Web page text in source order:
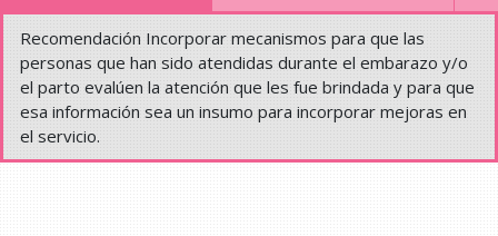
Recomendación Incorporar mecanismos para que las
personas que han sido atendidas durante el embarazo y/o
el parto evalúen la atención que les fue brindada y para que
esa información sea un insumo para incorporar mejoras en
el servicio.